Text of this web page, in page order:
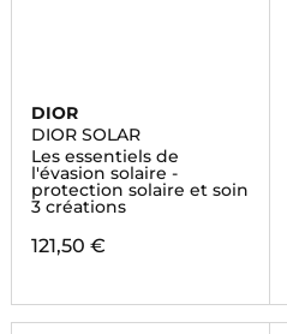
DIOR
DIOR SOLAR
Les essentiels de
l'évasion solaire -
protection solaire et soin
3 créations
121,50 €